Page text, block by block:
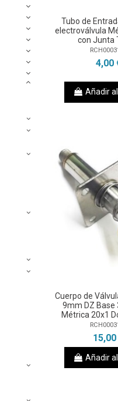
Tubo de
electroválvula
con Junta
4,00
Añadir
Cuerpo de
9mm DZ Base
Métrica 20x1
Añadir